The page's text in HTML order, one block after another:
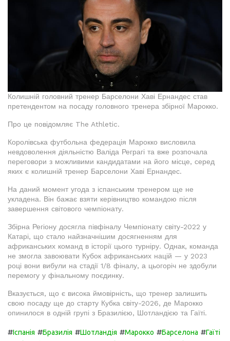
Колишній головний тренер Барселони Хаві Ернандес став
претендентом на посаду головного тренера збірної Марокко.
Про це повідомляє The Athletic.
Королівська футбольна федерація Марокко висловила
невдоволення діяльністю Валіда Реграгі та вже розпочала
переговори з можливими кандидатами на його місце, серед
яких є колишній тренер Барселони Хаві Ернандес.
На даний момент угода з іспанським тренером ще не
укладена. Він бажає взяти керівництво командою після
завершення світового чемпіонату.
Збірна Регіону досягла півфіналу Чемпіонату світу-2022 у
Катарі, що стало найзначнішим досягненням для
африканських команд в історії цього турніру. Однак, команда
не змогла завоювати Кубок африканських націй — у 2023
році вони вибули на стадії 1/8 фіналу, а цьогоріч не здобули
перемогу у фінальному поєдинку.
Вказується, що є висока ймовірність, що тренер залишить
свою посаду ще до старту Кубка світу-2026, де Марокко
опинилося в одній групі з Бразилією, Шотландією та Гаїті.
#Іспанія #Бразилія #Шотландія #Марокко #Барселона #Гаїті